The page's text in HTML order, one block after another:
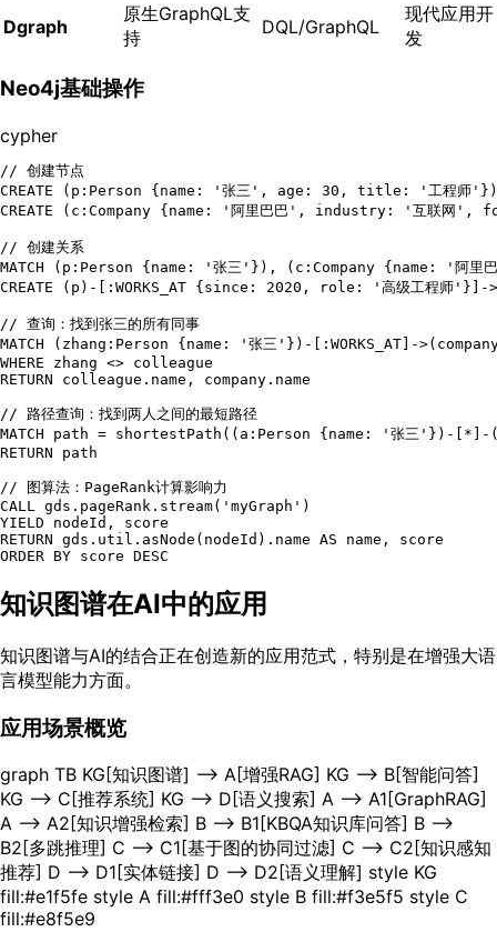
Dgraph
原生GraphQL支
持
DQL/GraphQL
现代应用开
发
Neo4j基础操作
cypher
// 创建节点
CREATE (p:Person {name: '张三', age: 30, title: '工程师'})
CREATE (c:Company {name: '阿里巴巴', industry: '互联网',
// 创建关系
MATCH (p:Person {name: '张三'}), (c:Company {name: '阿里
CREATE (p)-[:WORKS_AT {since: 2020, role: '高级工程师'}]-
// 查询：找到张三的所有同事
MATCH (zhang:Person {name: '张三'})-[:WORKS_AT]-
WHERE zhang <> colleague
RETURN colleague.name, company.name
// 路径查询：找到两人之间的最短路径
MATCH path = shortestPath((a:Person {name: '张三'})-
RETURN path
// 图算法：PageRank计算影响力
CALL gds.pageRank.stream('myGraph')
YIELD nodeId, score
RETURN gds.util.asNode(nodeId).name AS name, score
知识图谱在AI中的应用
知识图谱与AI的结合正在创造新的应用范式，特别是在增强大语
言模型能力方面。
应用场景概览
graph TB KG[知识图谱] --> A[增强RAG] KG --> B[智能问答]
KG --> C[推荐系统] KG --> D[语义搜索] A --> A1[GraphRAG]
A --> A2[知识增强检索] B --> B1[KBQA知识库问答] B -->
B2[多跳推理] C --> C1[基于图的协同过滤] C --> C2[知识感知
推荐] D --> D1[实体链接] D --> D2[语义理解] style KG
fill:#e1f5fe style A fill:#fff3e0 style B fill:#f3e5f5 style C
fill:#e8f5e9